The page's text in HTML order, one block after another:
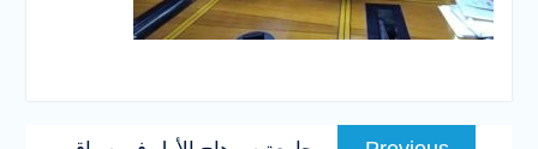
تصفّح
Previous